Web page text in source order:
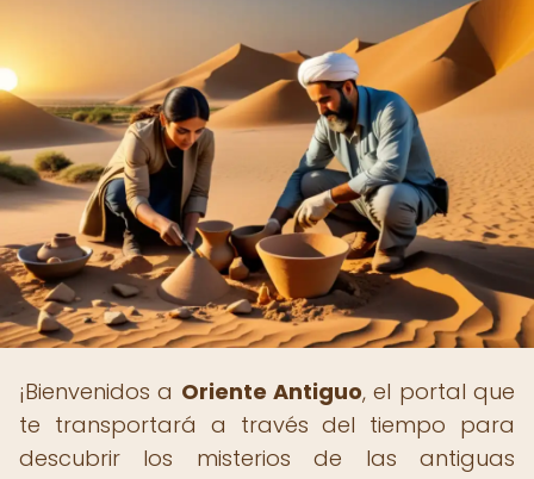
¡Bienvenidos a Oriente Antiguo, el portal que
te transportará a través del tiempo para
descubrir los misterios de las antiguas